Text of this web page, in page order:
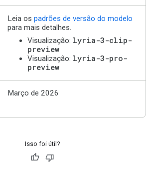
Leia os padrões de versão do modelo
para mais detalhes.
Visualização: lyria-3-clip-
preview
Visualização: lyria-3-pro-
preview
Março de 2026
Isso foi útil?